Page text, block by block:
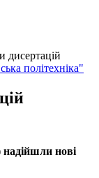
дисертацій
політехніка"
надійшли нові